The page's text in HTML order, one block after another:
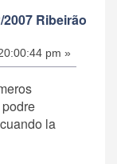
Ribeirão
pm »
la